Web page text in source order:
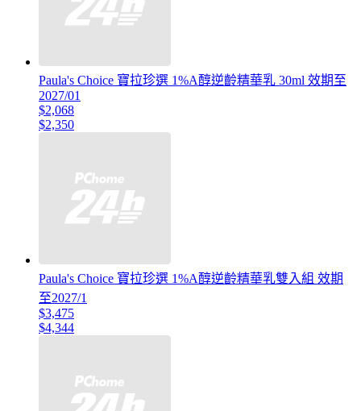
Paula's Choice 寶拉珍選 1%A醇逆齡精華乳 30ml 效期至
2027/01
$2,068
$2,350
Paula's Choice 寶拉珍選 1%A醇逆齡精華乳雙入組 效期
至2027/1
$3,475
$4,344